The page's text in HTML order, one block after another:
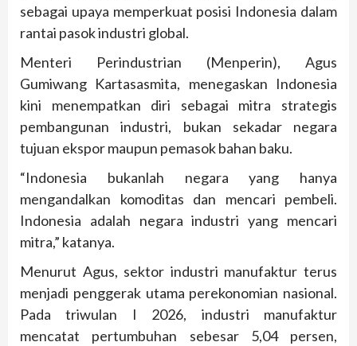
sebagai upaya memperkuat posisi Indonesia dalam
rantai pasok industri global.
Menteri Perindustrian (Menperin), Agus
Gumiwang Kartasasmita, menegaskan Indonesia
kini menempatkan diri sebagai mitra strategis
pembangunan industri, bukan sekadar negara
tujuan ekspor maupun pemasok bahan baku.
“Indonesia bukanlah negara yang hanya
mengandalkan komoditas dan mencari pembeli.
Indonesia adalah negara industri yang mencari
mitra,” katanya.
Menurut Agus, sektor industri manufaktur terus
menjadi penggerak utama perekonomian nasional.
Pada triwulan I 2026, industri manufaktur
mencatat pertumbuhan sebesar 5,04 persen,